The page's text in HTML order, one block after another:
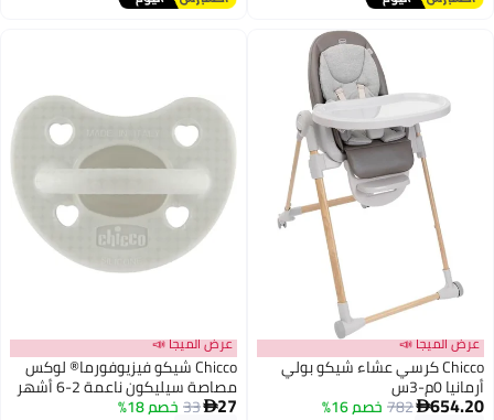
عرض الميجا 📣
Chicco كرسي عشاء شيكو بولي
أرمانيا 0م-3س
654.20
782 خصم 16%
عرض الميجا 📣
Chicco شيكو فيزيوفورما® لوكس
مصاصة سيليكون ناعمة 2-6 أشهر
1 قطعة، رمادي 27
33 خصم 18%